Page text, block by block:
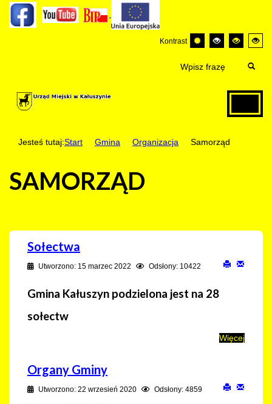
Kontrast
Jesteś tutaj:Start Gmina Organizacja Samorząd
SAMORZĄD
Sołectwa
Utworzono: 15 marzec 2022 Odsłony: 10422
Gmina Kałuszyn podzielona jest na 28
sołectw
Więcej
Organy Gminy
Utworzono: 22 wrzesień 2020 Odsłony: 4859